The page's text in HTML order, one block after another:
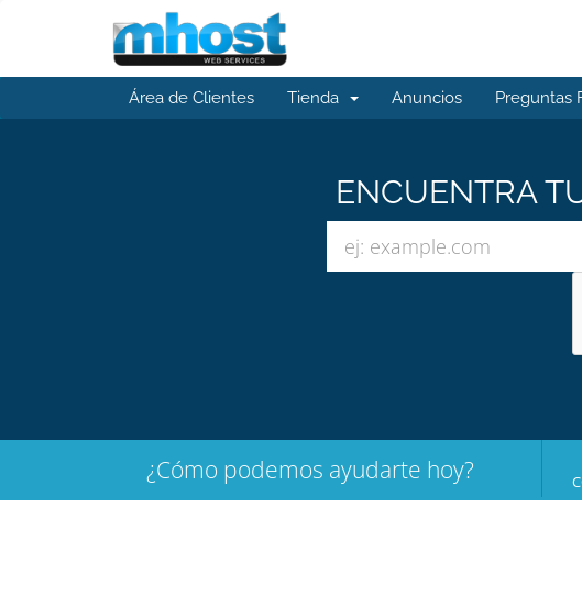
Área de Clientes Tienda Anuncios Preguntas
ENCUENTRA
¿Cómo podemos ayudarte hoy?